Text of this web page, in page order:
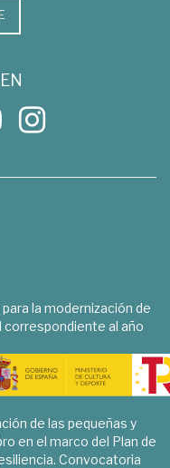
la modernización de
correspondiente al año
de las pequeñas y
en el marco del Plan de
Convocatoria